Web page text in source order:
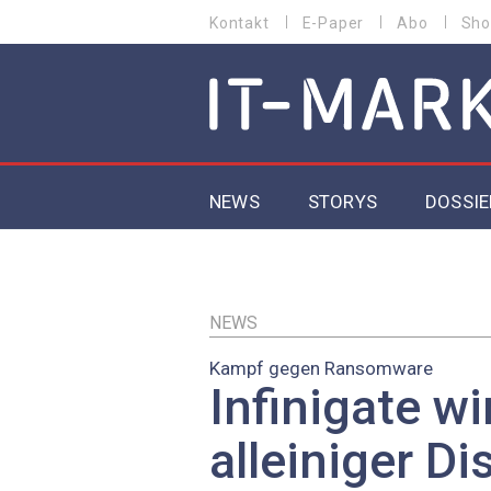
zum
MENU
Kontakt E-Paper Abo
MAIN NAVIGATION
NEWS STORYS
EU-
NEWS
Kampf gegen Ransomware
Infinigate
alleiniger